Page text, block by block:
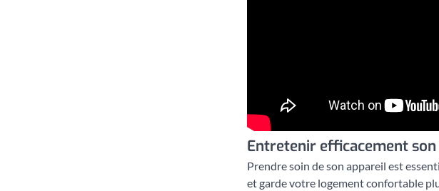
Entretenir efficacement
Prendre soin de son appareil est
et garde votre logement confortable